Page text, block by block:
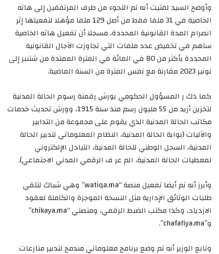
وأوضح السيد لفتيت أنه تم اللجوء من طرف المرتفقين إلى هاته
الخاصية في 31 ملفا فقط من أصل 129 ملفا مؤهلا لتفعيلها إثر
انصرام المدة القانونية المحددة، مسجلا أن تفعيل هاته الخاصية
ساهم في تخفيض عدد ملفات التي تجاوزت الآجال القانونية
المحددة بأكثر من 80 في المائة في الفترة الممتدة من شتنبر إلى
نونبر 2023 مقارنة مع نفس الفترة من السنة الماضية.
كما ذك ر المسؤول الحكومي بورش رقمنة رسوم الحالة المدنية
لتخزين أزيد من 55 مليون رسم منذ سنة 1915، وورش تحديث خدمات
مكاتب الحالة المدنية الذي يقوم على مجموعة من التدابير
والآليات (بوابة الحالة المدنية، النظام المعلوماتي لتدبير الحالة
المدنية، السجل الوطني للحالة المدنية، التبادل الإلكتروني
لمعطيات الحالة المدنية، الم عر ف الرقمي المدني الاجتماعي).
وأبرز أنه تم أيضا تفعيل منصة “watiqa.ma‎” وهي شباك لتلقي
طلبات الوثائق الإدارية مثل النسخة الموجزة والكاملة لعقود
الازدياد، وكذا مكتب الضبط الرقمي، ومنصتي “chikaya.ma‎”
و”chafafiya.ma‎”.
وتابع الوزير أنه تم وضع برنامج معلوماتي مندمج لتدبير منازعات